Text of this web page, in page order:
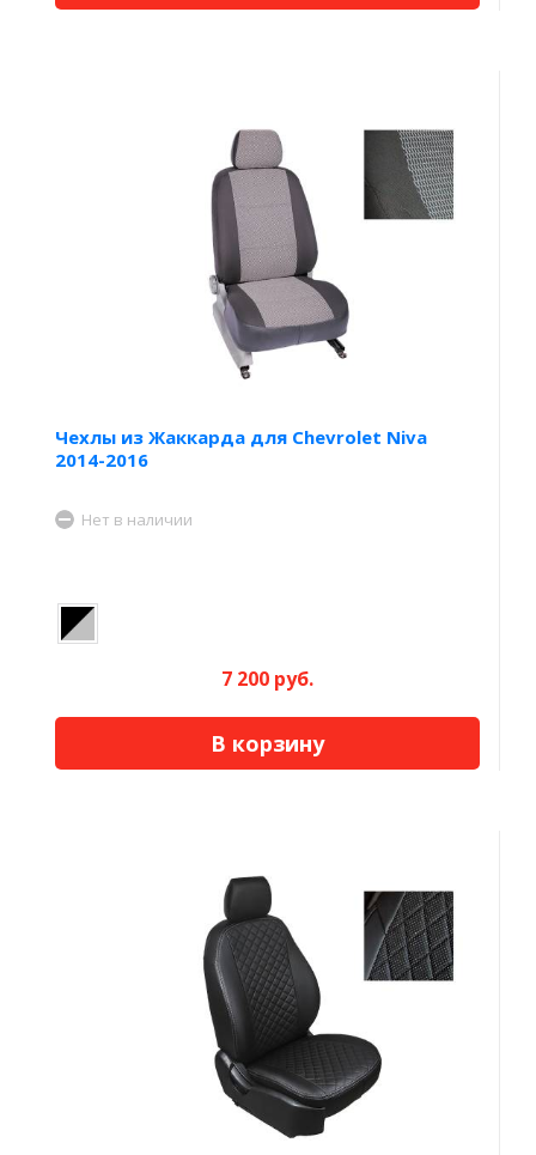
Чехлы из Жаккарда для Chevrolet Niva
2014-2016
Нет в наличии
7 200 руб.
В корзину